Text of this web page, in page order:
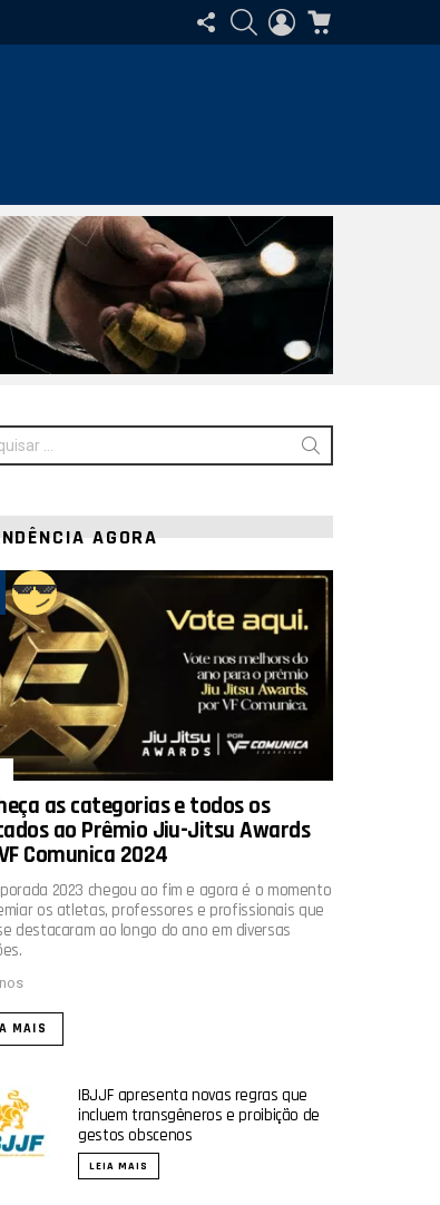
SIGA-
NOS
PESQUISAR
ENTRAR
AGORA
comentário
as categorias e todos os
ao Prêmio Jiu-Jitsu Awards
Comunica 2024
2023 chegou ao fim e agora é o momento
os atletas, professores e profissionais que
destacaram ao longo do ano em diversas
MAIS
IBJJF apresenta novas regras que
incluem transgêneros e proibição de
gestos obscenos
LEIA MAIS